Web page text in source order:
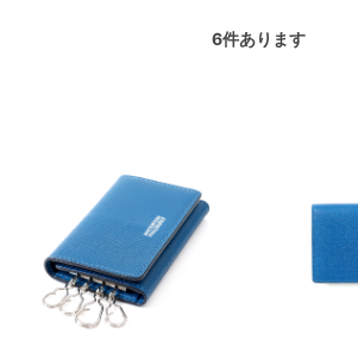
6件あります